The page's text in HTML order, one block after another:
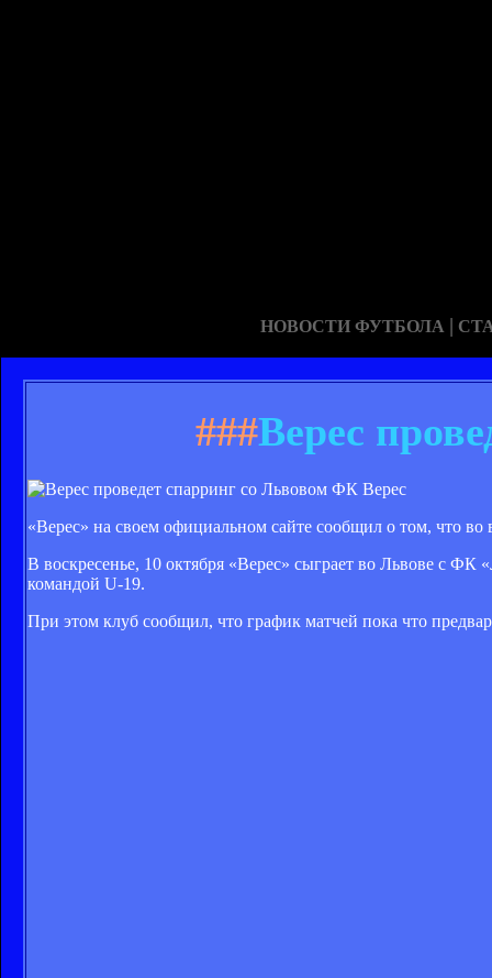
НОВОСТИ ФУТБОЛА |
###Верес
ФК Верес
«Верес» на своем официальном сайте сообщил о том, что
В воскресенье, 10 октября «Верес» сыграет во Львове с
командой U-19.
При этом клуб сообщил, что график матчей пока что